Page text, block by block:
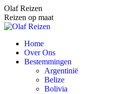
Spring
naar
content
Olaf Reizen
Reizen op maat
Home
Over Ons
Bestemmingen
Argentinië
Belize
Bolivia